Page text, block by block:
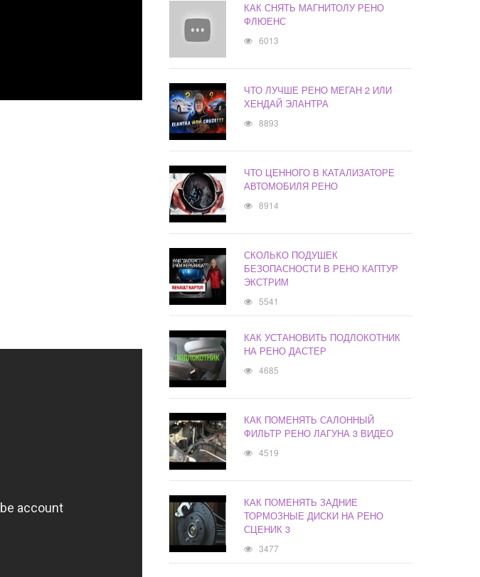
КАК СНЯТЬ МАГНИТОЛУ РЕНО
ФЛЮЕНС
6013
ЧТО ЛУЧШЕ РЕНО МЕГАН 2 ИЛИ
ХЕНДАЙ ЭЛАНТРА
8893
ЧТО ЦЕННОГО В КАТАЛИЗАТОРЕ
АВТОМОБИЛЯ РЕНО
8914
СКОЛЬКО ПОДУШЕК
БЕЗОПАСНОСТИ В РЕНО КАПТУР
ЭКСТРИМ
5541
КАК УСТАНОВИТЬ ПОДЛОКОТНИК
НА РЕНО ДАСТЕР
4685
КАК ПОМЕНЯТЬ САЛОННЫЙ
ФИЛЬТР РЕНО ЛАГУНА 3 ВИДЕО
4519
КАК ПОМЕНЯТЬ ЗАДНИЕ
ТОРМОЗНЫЕ ДИСКИ НА РЕНО
СЦЕНИК 3
3477